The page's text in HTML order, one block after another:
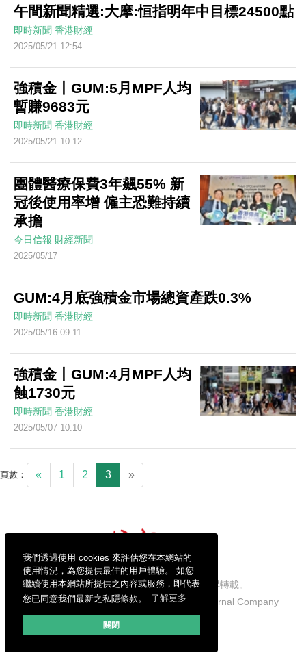
我們透過使用 cookies 來評估您在本網站的
使用情況，為您提供最佳的用戶體驗。 如您
繼續使用本網站所提供之內容或服務，即代表
您已同意我們最新之私隱條款。
了解更多
關閉
午間新聞精選:大摩:恒指明年中目標24500點
即時新聞 香港財經
2025/05/21 12:54
強積金丨GUM:5月MPF人均
暫賺9683元
即時新聞 香港財經
2025/05/21 10:12
團體醫療保費3年飆55% 新
冠後使用率增 僱主恐難持續
承擔
今日信報 財經新聞
2025/05/17
GUM:4月底強積金市場總資產跌0.3%
即時新聞 香港財經
2025/05/16 09:11
強積金丨GUM:4月MPF人均
蝕1730元
即時新聞 香港財經
2025/05/07 10:10
頁數： « 1 2 3 »
信報財經新聞有限公司版權所有，不得轉載。
Copyright © 2026 Hong Kong Economic Journal Company
Limited. All rights reserved.